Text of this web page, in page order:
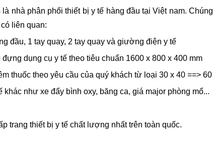
là nhà phân phối thiết bị y tế hàng đầu tại Việt nam.
liên quan:
đầu, 1 tay quay, 2 tay quay và giường điện y tế
dụng cụ y tế theo tiêu chuẩn 1600 x 800 x 400 mm
thuốc theo yêu cầu của quý khách từ loại 30 x 40 ==>
khác như xe đẩy bình oxy, băng ca, giá major phòng mổ...
trang thiết bị y tế chất lượng nhất trên toàn quốc.